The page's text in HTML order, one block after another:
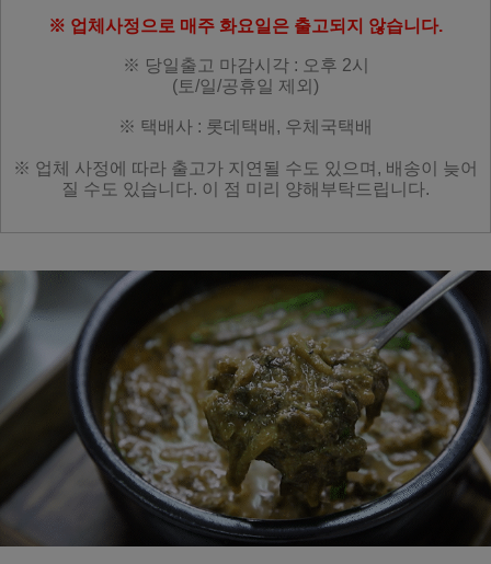
※ 업체사정으로 매주 화요일은 출고되지 않습니다.
※ 당일출고 마감시각 : 오후 2시
(토/일/공휴일 제외)
※ 택배사 : 롯데택배, 우체국택배
※ 업체 사정에 따라 출고가 지연될 수도 있으며, 배송이 늦어
질 수도 있습니다. 이 점 미리 양해부탁드립니다.